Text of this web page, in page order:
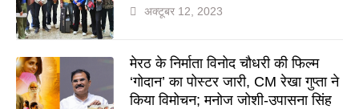
अक्टूबर 12, 2023
मेरठ के निर्माता विनोद चौधरी की फिल्म
‘गोदान’ का पोस्टर जारी, CM रेखा गुप्ता ने
किया विमोचन; मनोज जोशी-उपासना सिंह